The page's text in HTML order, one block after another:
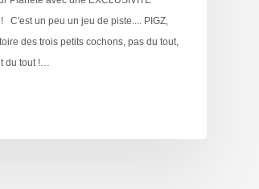
C'est un peu un jeu de piste.... PIGZ,
des trois petits cochons, pas du tout,
du tout !…